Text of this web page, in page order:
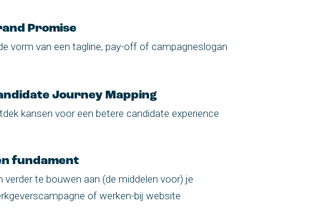
Promise
vorm van een tagline, pay-off of campagneslogan
Journey Mapping
kansen voor een betere candidate experience
fundament
verder te bouwen aan (de middelen voor) je
of werken-bij website